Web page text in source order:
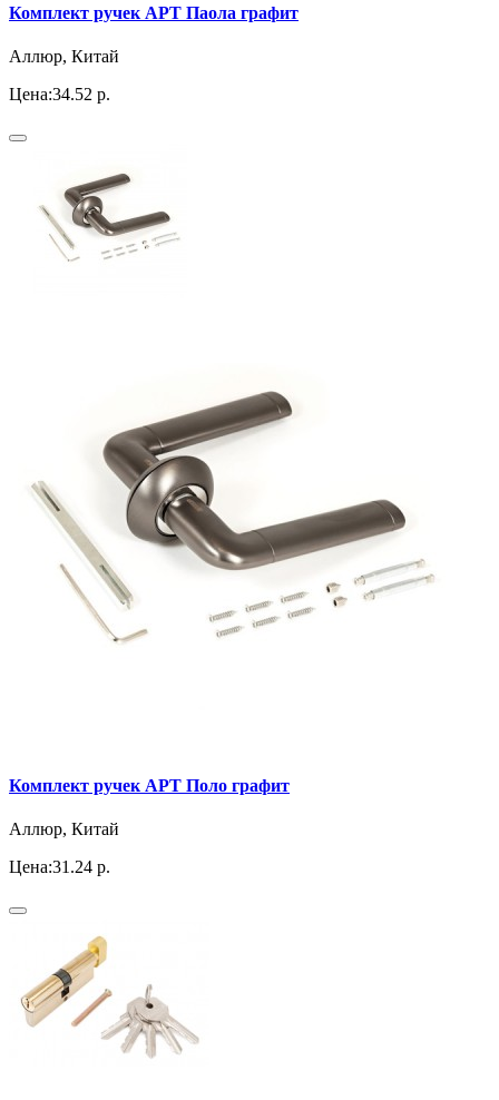
Комплект ручек АРТ Паола графит
Аллюр, Китай
Цена:34.52 р.
Комплект ручек АРТ Поло графит
Аллюр, Китай
Цена:31.24 р.